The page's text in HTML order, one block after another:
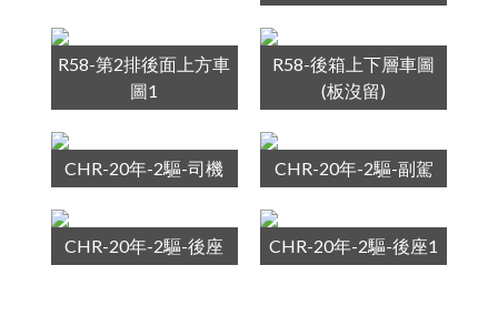
R58-第2排後面上方車
圖1
R58-後箱上下層車圖
(板沒留)
CHR-20年-2驅-司機 CHR-20年-2驅-副駕
CHR-20年-2驅-後座 CHR-20年-2驅-後座1